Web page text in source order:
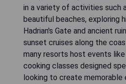
in a variety of activities such
beautiful beaches, exploring
Hadrian's Gate and ancient
sunset cruises along the
many resorts host events
cooking classes designed
looking to create memorable